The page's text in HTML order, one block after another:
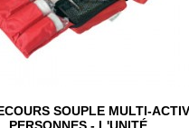
SOUPLE MULTI-